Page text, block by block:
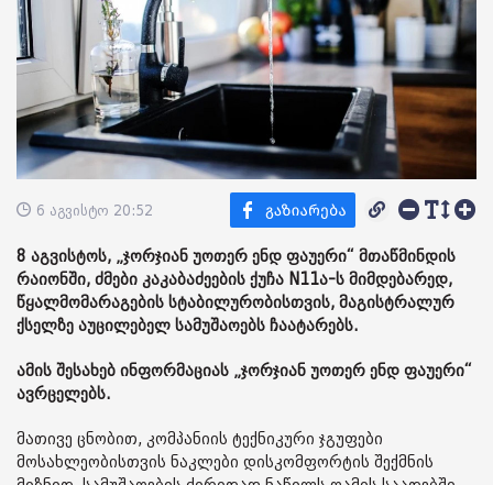
6 აგვისტო 20:52
8 აგვისტოს, „ჯორჯიან უოთერ ენდ ფაუერი“ მთაწმინდის
რაიონში, ძმები კაკაბაძეების ქუჩა N11ა-ს მიმდებარედ,
წყალმომარაგების სტაბილურობისთვის, მაგისტრალურ
ქსელზე აუცილებელ სამუშაოებს ჩაატარებს.
ამის შესახებ ინფორმაციას „ჯორჯიან უოთერ ენდ ფაუერი“
ავრცელებს.
მათივე ცნობით, კომპანიის ტექნიკური ჯგუფები
მოსახლეობისთვის ნაკლები დისკომფორტის შექმნის